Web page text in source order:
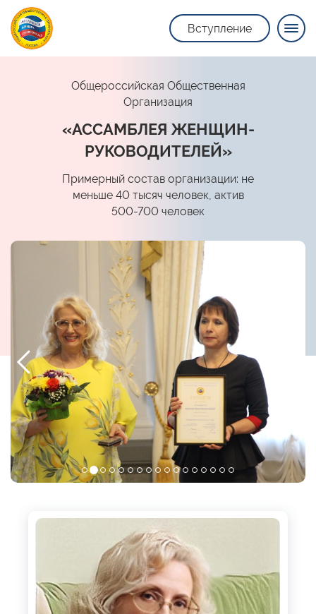
Вступление
Общероссийская Общественная
Организация
«АССАМБЛЕЯ ЖЕНЩИН-
РУКОВОДИТЕЛЕЙ»
Примерный состав организации: не
меньше 40 тысяч человек, актив
500-700 человек